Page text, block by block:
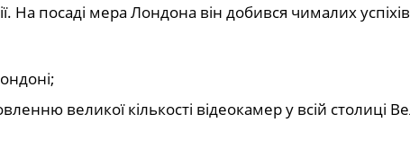
На посаді мера Лондона він добився чималих
великої кількості відеокамер у всій столиці